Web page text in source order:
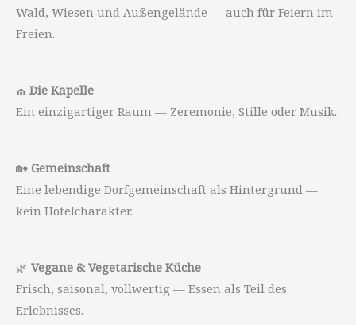
Wald, Wiesen und Außengelände — auch für Feiern im
Freien.
⛪ Die Kapelle
Ein einzigartiger Raum — Zeremonie, Stille oder Musik.
🏡 Gemeinschaft
Eine lebendige Dorfgemeinschaft als Hintergrund —
kein Hotelcharakter.
🌿 Vegane & Vegetarische Küche
Frisch, saisonal, vollwertig — Essen als Teil des
Erlebnisses.